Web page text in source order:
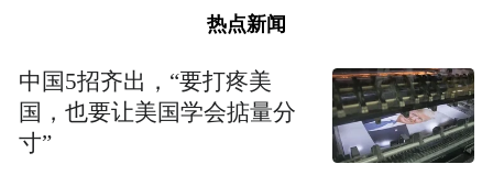
热点新闻
中国5招齐出，“要打疼美
国，也要让美国学会掂量分
寸”